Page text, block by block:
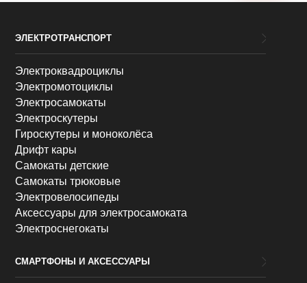
ЭЛЕКТРОТРАНСПОРТ
Электроквадроциклы
Электромотоциклы
Электросамокаты
Электроскутеры
Гироскутеры и моноколёса
Дрифт кары
Самокаты детские
Самокаты трюковые
Электровелосипеды
Аксессуары для электросамоката
Электроснегокаты
СМАРТФОНЫ И АКСЕССУАРЫ